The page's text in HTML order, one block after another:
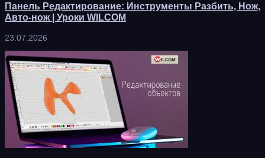
Панель Редактирование: Инструменты Разбить, Нож,
Авто-нож | Уроки WILCOM
23.07.2026